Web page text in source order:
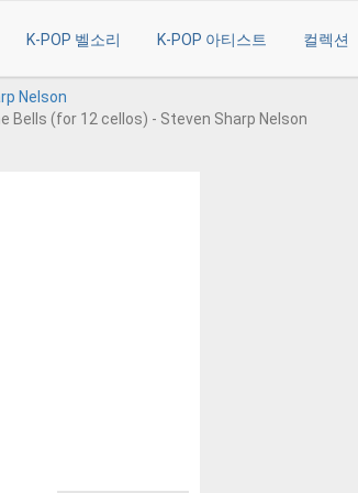
K-POP 벨소리 K-POP 아티스트 컬렉션
Nelson
Bells (for 12 cellos) - Steven Sharp Nelson